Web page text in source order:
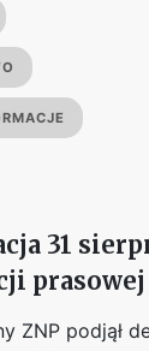
31
prasowej
ZNP podjął